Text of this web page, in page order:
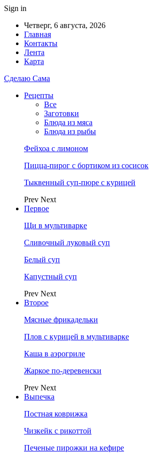
Sign in
Четверг, 6 августа, 2026
Главная
Контакты
Лента
Карта
Сделаю Сама
Рецепты
Все
Заготовки
Блюда из мяса
Блюда из рыбы
Фейхоа с лимоном
Пицца-пирог с бортиком из сосисок
Тыквенный суп-пюре с курицей
Prev Next
Первое
Щи в мультиварке
Сливочный луковый суп
Белый суп
Капустный суп
Prev Next
Второе
Мясные фрикадельки
Плов с курицей в мультиварке
Каша в аэрогриле
Жаркое по-деревенски
Prev Next
Выпечка
Постная коврижка
Чизкейк с рикоттой
Печеные пирожки на кефире